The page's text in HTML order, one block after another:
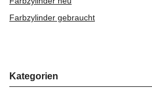
Farbzylinder gebraucht
Kategorien